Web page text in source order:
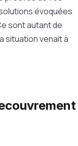
évoquées
sont autant de
situation venait à